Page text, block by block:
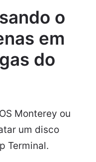
o
em
do
Monterey ou
um disco
Terminal.